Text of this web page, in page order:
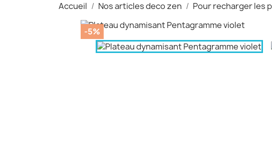
Accueil Nos articles deco zen Pour recharger les
-5%
